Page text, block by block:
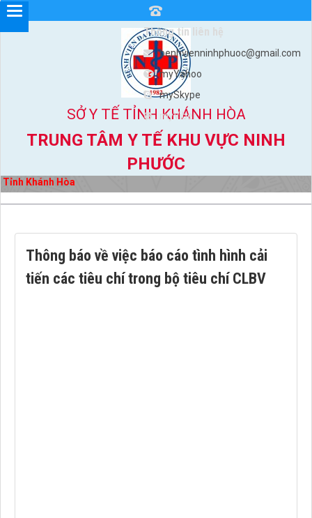
SỞ Y TẾ TỈNH KHÁNH HÒA
TRUNG TÂM Y TẾ KHU VỰC NINH
PHƯỚC
Khánh Hòa
Thông tin liên hệ
benhvienninhphuoc@gmail.com
myYahoo
mySkype
myViber
Thông báo về việc báo cáo tình hình cải
tiến các tiêu chí trong bộ tiêu chí CLBV